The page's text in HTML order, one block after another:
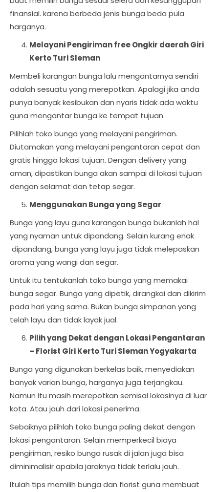
finansial. karena berbeda jenis bunga beda pula
harganya.
Melayani Pengiriman free Ongkir daerah Giri
Kerto Turi Sleman
Membeli karangan bunga lalu mengantarnya sendiri
adalah sesuatu yang merepotkan. Apalagi jika anda
punya banyak kesibukan dan nyaris tidak ada waktu
guna mengantar bunga ke tempat tujuan.
Pilihlah toko bunga yang melayani pengiriman.
Diutamakan yang melayani pengantaran cepat dan
gratis hingga lokasi tujuan. Dengan delivery yang
aman, dipastikan bunga akan sampai di lokasi tujuan
dengan selamat dan tetap segar.
Menggunakan Bunga yang Segar
Bunga yang layu guna karangan bunga bukanlah hal
yang nyaman untuk dipandang. Selain kurang enak
dipandang, bunga yang layu juga tidak melepaskan
aroma yang wangi dan segar.
Untuk itu tentukanlah toko bunga yang memakai
bunga segar. Bunga yang dipetik, dirangkai dan dikirim
pada hari yang sama. Bukan bunga simpanan yang
telah layu dan tidak layak jual.
Pilih yang Dekat dengan Lokasi Pengantaran
– Florist Giri Kerto Turi Sleman Yogyakarta
Bunga yang digunakan berkelas baik, menyediakan
banyak varian bunga, harganya juga terjangkau.
Namun itu masih merepotkan semisal lokasinya di luar
kota. Atau jauh dari lokasi penerima.
Sebaiknya pilihlah toko bunga paling dekat dengan
lokasi pengantaran. Selain memperkecil biaya
pengiriman, resiko bunga rusak di jalan juga bisa
diminimalisir apabila jaraknya tidak terlalu jauh.
Itulah tips memilih bunga dan florist guna membuat